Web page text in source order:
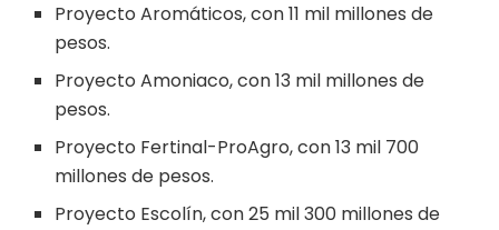
Proyecto Aromáticos, con 11 mil millones de
pesos.
Proyecto Amoniaco, con 13 mil millones de
pesos.
Proyecto Fertinal-ProAgro, con 13 mil 700
millones de pesos.
Proyecto Escolín, con 25 mil 300 millones de